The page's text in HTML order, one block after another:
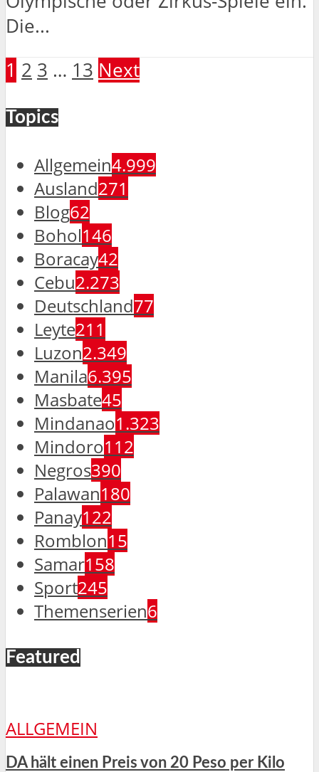
Die...
1 2 3 … 13 Next
Topics
Allgemein4.999
Ausland271
Blog62
Bohol146
Boracay42
Cebu2.273
Deutschland77
Leyte211
Luzon2.349
Manila6.395
Masbate45
Mindanao1.323
Mindoro112
Negros390
Palawan180
Panay122
Romblon15
Samar158
Sport245
Themenserien6
Featured
ALLGEMEIN
DA hält einen Preis von 20 Peso per Kilo